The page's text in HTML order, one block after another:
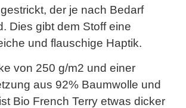
der je nach Bedarf
Dies gibt dem Stoff eine
und flauschige Haptik.
von 250 g/m2 und einer
aus 92% Baumwolle und
Bio French Terry etwas dicker